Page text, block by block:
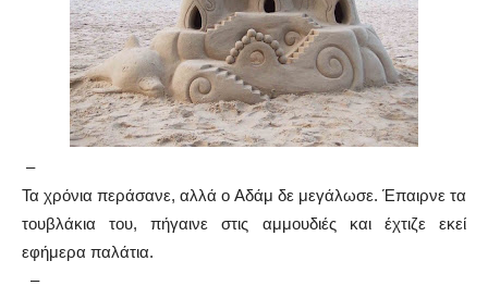
–
Τα χρόνια περάσανε, αλλά ο Αδάμ δε μεγάλωσε. Έπαιρνε τα
τουβλάκια του, πήγαινε στις αμμουδιές και έχτιζε εκεί
εφήμερα παλάτια.
–